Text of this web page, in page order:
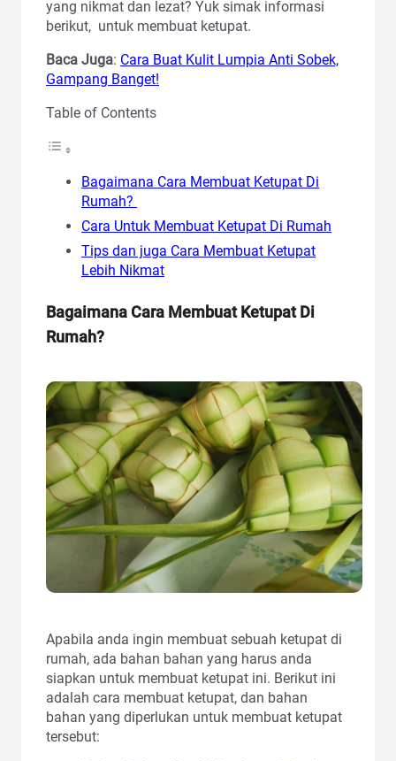
yang nikmat dan lezat? Yuk simak informasi
berikut, untuk membuat ketupat.
Baca Juga: Cara Buat Kulit Lumpia Anti Sobek,
Gampang Banget!
Table of Contents
Bagaimana Cara Membuat Ketupat Di
Rumah?
Cara Untuk Membuat Ketupat Di Rumah
Tips dan juga Cara Membuat Ketupat
Lebih Nikmat
Bagaimana Cara Membuat Ketupat Di
Rumah?
Apabila anda ingin membuat sebuah ketupat di
rumah, ada bahan bahan yang harus anda
siapkan untuk membuat ketupat ini. Berikut ini
adalah cara membuat ketupat, dan bahan
bahan yang diperlukan untuk membuat ketupat
tersebut: